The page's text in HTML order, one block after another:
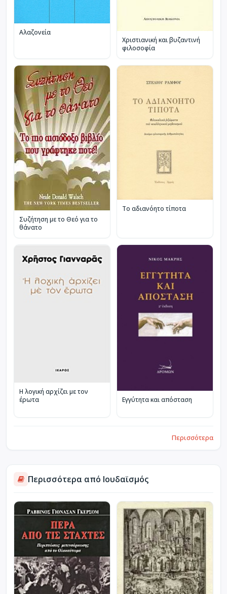
Αλαζονεία
Χριστιανική και βυζαντινή
φιλοσοφία
Συζήτηση με το Θεό για το
θάνατο
Το αδιανόητο τίποτα
Η λογική αρχίζει με τον
έρωτα
Εγγύτητα και απόσταση
Περισσότερα
Περισσότερα από Ιουδαϊσμός